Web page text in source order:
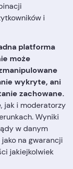
i
platforma
może
wykryte, ani
zachowane.
jak i moderatorzy
Wyniki
w danym
na gwarancji
jakiejkolwiek